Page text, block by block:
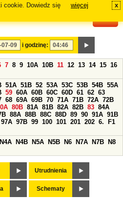
cookie. Dowiedz się
więcej x
i godzinę:
7 8 9 10A 10B 11 12 13 14 15 16
51A 51B 52 53A 53C 53B 54B 55A
59 60A 60B 60C 60D 61 62 63
68 69A 69B 70 71A 71B 72A 72B
80B 81A 81B 82A 82B 83 84A
88A 88B 88C 88D 89 90 91A 91B
97A 97B 99 100 101 201 202 6.
F1
N4A N4B N5A N5B N6 N7A N7B
N8
Utrudnienia
Schematy